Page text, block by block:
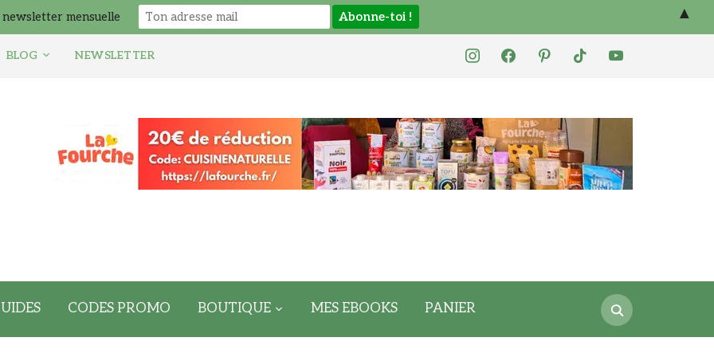
instagramfacebookpinteresttiktok youtube
BLOG NEWSLETTER
Search
for:
CODES PROMO BOUTIQUE MES EBOOKS PANIER
newsletter mensuelle ▲